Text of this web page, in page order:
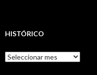
HISTÓRICO
Histórico